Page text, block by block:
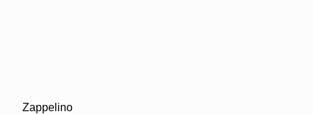
Zappelino